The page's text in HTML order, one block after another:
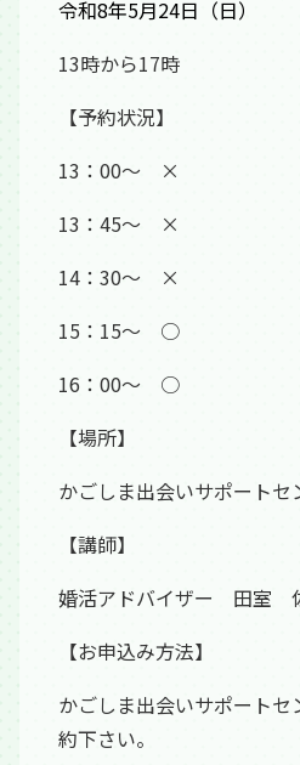
令和8年5月24日（日）
13時から17時
【予約状況】
13：00～ ×
13：45～ ×
14：30～ ×
15：15～ ○
16：00～ ○
【場所】
かごしま出会いサポートセ
【講師】
婚活アドバイザー 田室
【お申込み方法】
かごしま出会いサポート
約下さい。